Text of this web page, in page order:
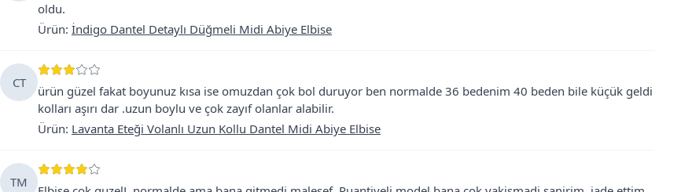
oldu.
Ürün: İndigo Dantel Detaylı Düğmeli Midi Abiye Elbise
CT
ürün güzel fakat boyunuz kısa ise omuzdan çok bol duruyor ben normalde 36 bedenim 40 beden bile küçük geldi
kolları aşırı dar .uzun boylu ve çok zayıf olanlar alabilir.
Ürün: Lavanta Eteği Volanlı Uzun Kollu Dantel Midi Abiye Elbise
TM